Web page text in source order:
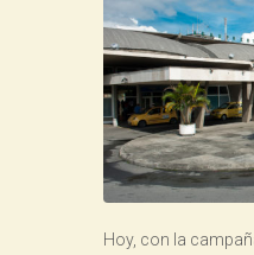
Hoy, con la